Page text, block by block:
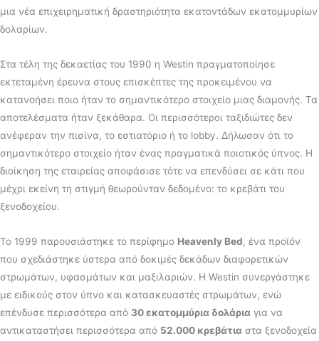
μια νέα επιχειρηματική δραστηριότητα εκατοντάδων εκατομμυρίων
δολαρίων.
Στα τέλη της δεκαετίας του 1990 η Westin πραγματοποίησε
εκτεταμένη έρευνα στους επισκέπτες της προκειμένου να
κατανοήσει ποιο ήταν το σημαντικότερο στοιχείο μιας διαμονής. Τα
αποτελέσματα ήταν ξεκάθαρα. Οι περισσότεροι ταξιδιώτες δεν
ανέφεραν την πισίνα, το εστιατόριο ή το lobby. Δήλωσαν ότι το
σημαντικότερο στοιχείο ήταν ένας πραγματικά ποιοτικός ύπνος. Η
διοίκηση της εταιρείας αποφάσισε τότε να επενδύσει σε κάτι που
μέχρι εκείνη τη στιγμή θεωρούνταν δεδομένο: το κρεβάτι του
ξενοδοχείου.
Το 1999 παρουσιάστηκε το περίφημο Heavenly Bed, ένα προϊόν
που σχεδιάστηκε ύστερα από δοκιμές δεκάδων διαφορετικών
στρωμάτων, υφασμάτων και μαξιλαριών. Η Westin συνεργάστηκε
με ειδικούς στον ύπνο και κατασκευαστές στρωμάτων, ενώ
επένδυσε περισσότερα από 30 εκατομμύρια δολάρια για να
αντικαταστήσει περισσότερα από 52.000 κρεβάτια στα ξενοδοχεία